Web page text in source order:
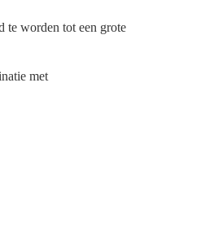
te worden tot een grote
met